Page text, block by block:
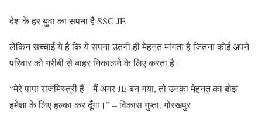
देश के हर युवा का सपना है SSC JE
लेकिन सच्चाई ये है कि ये सपना उतनी ही मेहनत मांगता है जितना कोई अपने
परिवार को गरीबी से बाहर निकालने के लिए करता है।
“मेरे पापा राजमिस्त्री हैं। मैं अगर JE बन गया, तो उनका मेहनत का बोझ
हमेशा के लिए हल्का कर दूँगा।” – विकास गुप्ता, गोरखपुर